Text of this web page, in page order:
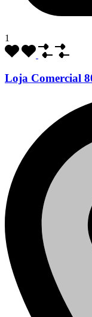
1
Loja Comercial